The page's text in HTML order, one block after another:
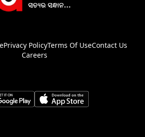
Privacy PolicyTerms Of UseContact Us
Careers